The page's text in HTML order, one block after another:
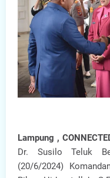
Lampung ,
Dr. Susilo Teluk
(20/6/2024)